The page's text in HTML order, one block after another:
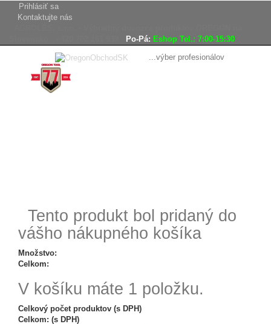
Prihlásiť sa
Kontaktujte nás
Po-Pá: Eshop Tel.: 7:00-15:30
...výber profesionálov
Tento produkt bol pridaný do
vášho nákupného košíka
Množstvo:
Celkom:
V košíku máte 1 položku.
Celkový počet produktov (s DPH)
Celkom: (s DPH)